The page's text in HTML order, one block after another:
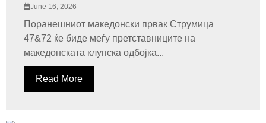
June 16, 2026
Поранешниот македонски првак Струмица
47&72 ќе биде меѓу претставниците на
македонската клупска одбојка...
Read More